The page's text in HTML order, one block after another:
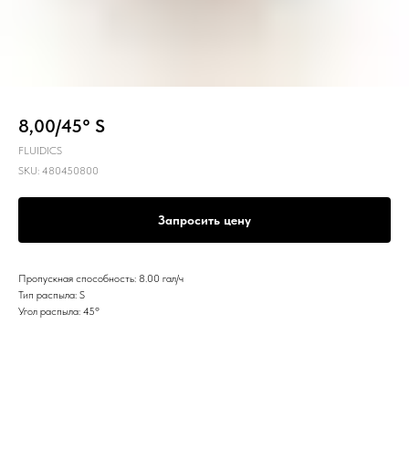
8,00/45° S
FLUIDICS
SKU: 480450800
Запросить цену
Пропускная способность: 8.00 гал/ч
Тип распыла: S
Угол распыла: 45º